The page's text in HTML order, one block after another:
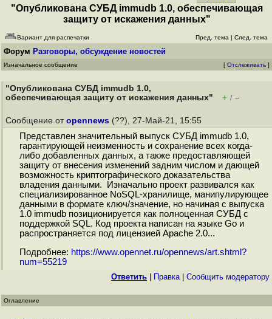
"Опубликована СУБД immudb 1.0, обеспечивающая
защиту от искажения данных"
Вариант для распечатки Пред. тема | След. тема
Форум Разговоры, обсуждение новостей
Изначальное сообщение [ Отслеживать ]
"Опубликована СУБД immudb 1.0,
обеспечивающая защиту от искажения данных"
+ / –
Сообщение от opennews (??), 27-Май-21, 15:55
Представлен значительный выпуск СУБД immudb 1.0,
гарантирующей неизменность и сохранение всех когда-
либо добавленных данных, а также предоставляющей
защиту от внесения изменений задним числом и дающей
возможность криптографического доказательства
владения данными. Изначально проект развивался как
специализированное NoSQL-хранилище, манипулирующее
данными в формате ключ/значение, но начиная с выпуска
1.0 immudb позиционируется как полноценная СУБД с
поддержкой SQL. Код проекта написан на языке Go и
распространяется под лицензией Apache 2.0...
Подробнее: https://www.opennet.ru/opennews/art.shtml?
num=55219
Ответить Правка| Cообщить модератору
Оглавление